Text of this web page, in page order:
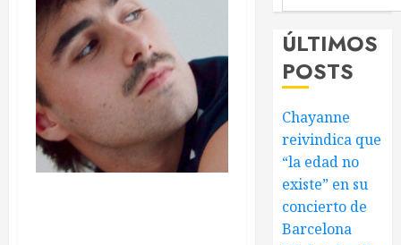
ÚLTIMOS
POSTS
Chayanne
reivindica que
“la edad no
existe” en su
concierto de
Barcelona